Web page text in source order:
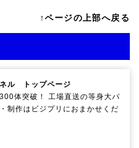
↑ページの上部へ戻る
ル トップページ
体突破！ 工場直送の等身大パ
制作は ビジプリ におまかせくだ